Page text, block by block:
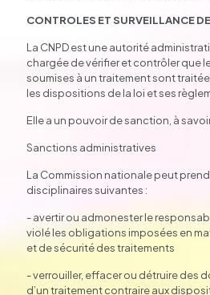
CONTROLES ET SURVEILLANCE
La CNPD est une autorité
chargée de vérifier et contrôler que
soumises à un traitement sont
les dispositions de la loi et ses
Elle a un pouvoir de sanction, à
Sanctions administratives
La Commission nationale peut
disciplinaires suivantes :
- avertir ou admonester le
violé les obligations imposées en
et de sécurité des traitements
- verrouiller, effacer ou détruire des
d’un traitement contraire aux